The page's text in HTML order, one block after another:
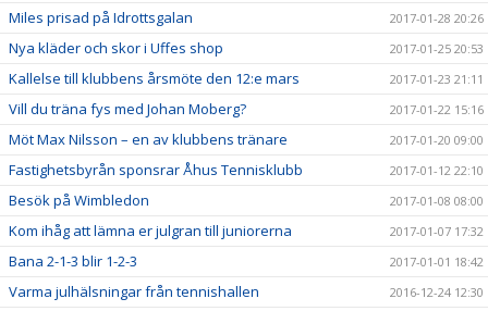
Miles prisad på Idrottsgalan 2017-01-28 20:26
Nya kläder och skor i Uffes shop 2017-01-25 20:53
Kallelse till klubbens årsmöte den 12:e mars 2017-01-23 21:11
Vill du träna fys med Johan Moberg? 2017-01-22 15:16
Möt Max Nilsson – en av klubbens tränare 2017-01-20 09:00
Fastighetsbyrån sponsrar Åhus Tennisklubb 2017-01-12 22:10
Besök på Wimbledon 2017-01-08 08:00
Kom ihåg att lämna er julgran till juniorerna 2017-01-07 17:32
Bana 2-1-3 blir 1-2-3 2017-01-01 18:42
Varma julhälsningar från tennishallen 2016-12-24 12:30